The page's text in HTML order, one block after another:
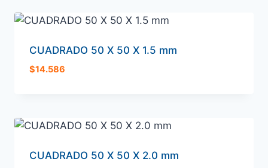
CUADRADO 50 X 50 X 1.5 mm
$14.586
CUADRADO 50 X 50 X 2.0 mm